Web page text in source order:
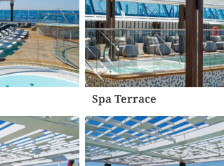
Spa Terrace